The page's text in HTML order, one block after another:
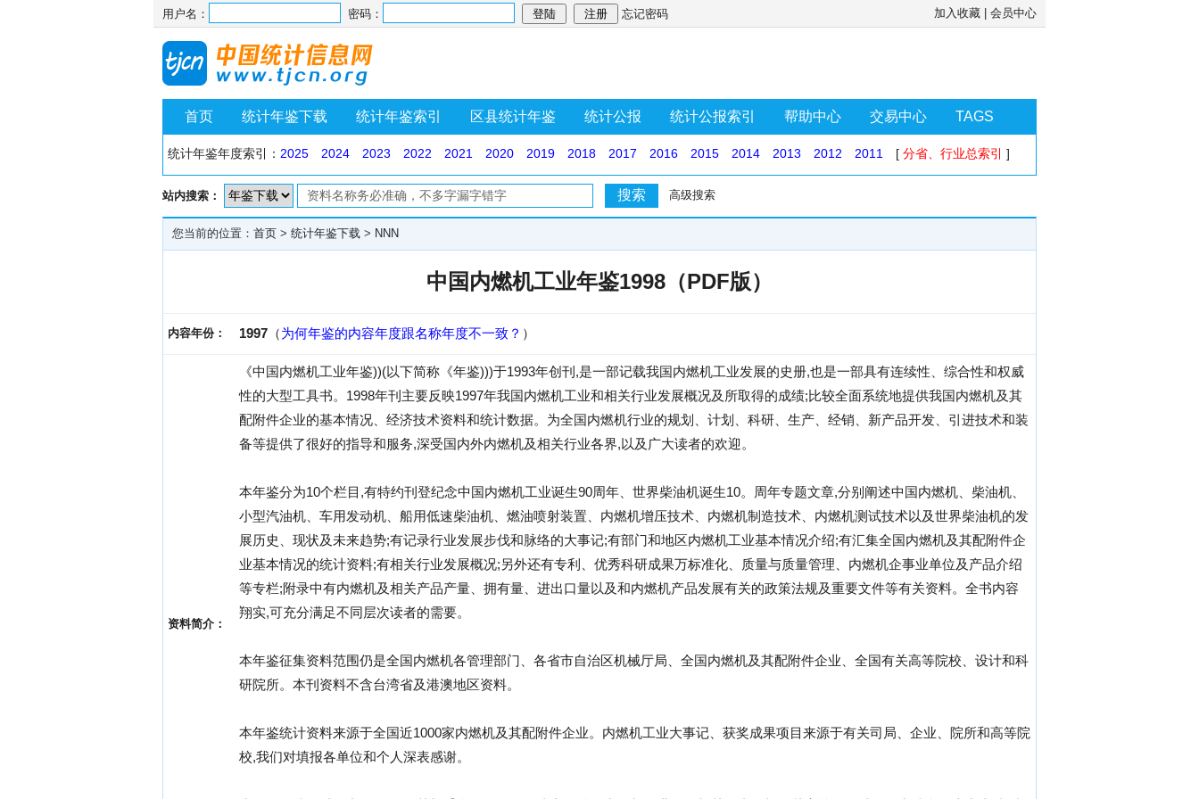
用户名： 密码： 忘记密码 加入收藏 会员中心
首页 统计年鉴下载 统计年鉴索引 区县统计年鉴 统计公报 统计公报索引 帮助中心 交易中心 TAGS
统计年鉴年度索引： 2025 2024 2023 2022 2021 2020 2019 2018 2017 2016 2015 2014 2013 2012 2011 [ 分省、行业总索引 ]
站内搜索： 高级搜索
您当前的位置： 首页 > 统计年鉴下载 > NNN
中国内燃机工业年鉴1998（PDF版）
内容年份： 1997 （为何年鉴的内容年度跟名称年度不一致？ ）
资料简介：
《中国内燃机工业年鉴))(以下简称《年鉴)))于1993年创刊,是一部记载我国内燃机工业发展的史册,也是一部具有连续性、综合性和权威
性的大型工具书。1998年刊主要反映1997年我国内燃机工业和相关行业发展概况及所取得的成绩;比较全面系统地提供我国内燃机及其
配附件企业的基本情况、经济技术资料和统计数据。为全国内燃机行业的规划、计划、科研、生产、经销、新产品开发、引进技术和装
备等提供了很好的指导和服务,深受国内外内燃机及相关行业各界,以及广大读者的欢迎。
本年鉴分为10个栏目,有特约刊登纪念中国内燃机工业诞生90周年、世界柴油机诞生10。周年专题文章,分别阐述中国内燃机、柴油机、
小型汽油机、车用发动机、船用低速柴油机、燃油喷射装置、内燃机增压技术、内燃机制造技术、内燃机测试技术以及世界柴油机的发
展历史、现状及未来趋势;有记录行业发展步伐和脉络的大事记;有部门和地区内燃机工业基本情况介绍;有汇集全国内燃机及其配附件企
业基本情况的统计资料;有相关行业发展概况;另外还有专利、优秀科研成果万标准化、质量与质量管理、内燃机企事业单位及产品介绍
等专栏;附录中有内燃机及相关产品产量、拥有量、进出口量以及和内燃机产品发展有关的政策法规及重要文件等有关资料。全书内容
翔实,可充分满足不同层次读者的需要。
本年鉴征集资料范围仍是全国内燃机各管理部门、各省市自治区机械厅局、全国内燃机及其配附件企业、全国有关高等院校、设计和科
研院所。本刊资料不含台湾省及港澳地区资料。
本年鉴统计资料来源于全国近1000家内燃机及其配附件企业。内燃机工业大事记、获奖成果项目来源于有关司局、企业、院所和高等院
校,我们对填报各单位和个人深表感谢。